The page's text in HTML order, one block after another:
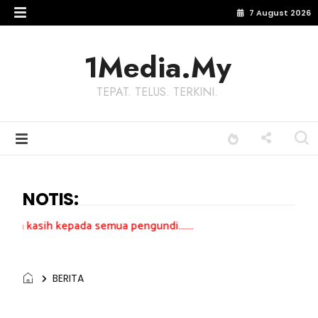
7 August 2026
1Media.My
TEPAT. TELUS. TERKINI.
NOTIS:
semua pengundi.......
BERITA